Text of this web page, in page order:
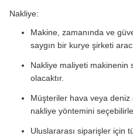
Nakliye:
Makine, zamanında ve
saygın bir kurye şirketi
Nakliye maliyeti makinenin
olacaktır.
Müşteriler hava veya deniz
nakliye yöntemini
Uluslararası siparişler için